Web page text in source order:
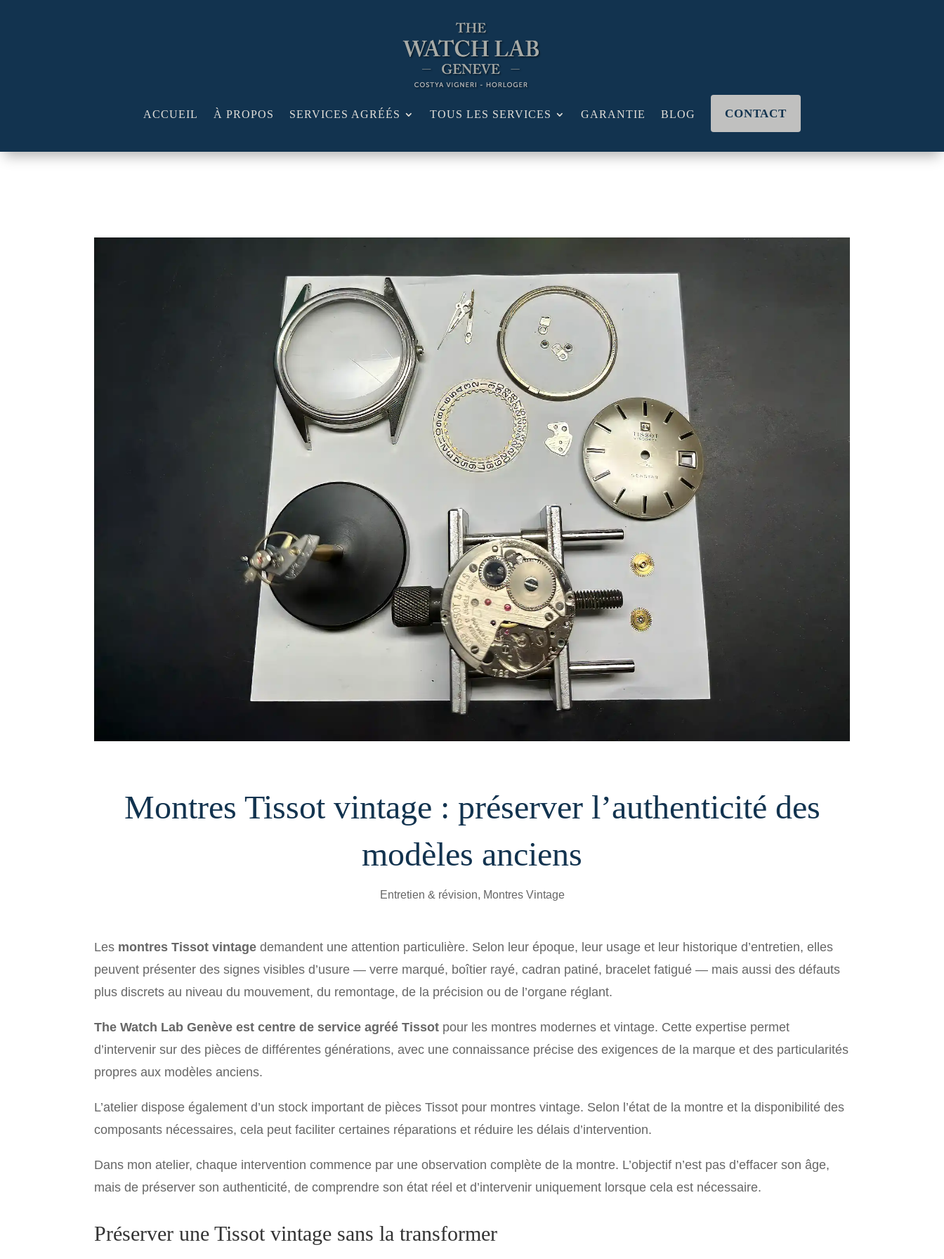
ACCUEIL À PROPOS SERVICES AGRÉÉS TOUS LES SERVICES GARANTIE BLOG CONTACT
Montres Tissot vintage : préserver l’authenticité des
modèles anciens
Entretien & révision, Montres Vintage
Les montres Tissot vintage demandent une attention particulière. Selon leur époque, leur usage et leur historique d’entretien, elles
peuvent présenter des signes visibles d’usure — verre marqué, boîtier rayé, cadran patiné, bracelet fatigué — mais aussi des défauts
plus discrets au niveau du mouvement, du remontage, de la précision ou de l’organe réglant.
The Watch Lab Genève est centre de service agréé Tissot pour les montres modernes et vintage. Cette expertise permet
d’intervenir sur des pièces de différentes générations, avec une connaissance précise des exigences de la marque et des particularités
propres aux modèles anciens.
L’atelier dispose également d’un stock important de pièces Tissot pour montres vintage. Selon l’état de la montre et la disponibilité des
composants nécessaires, cela peut faciliter certaines réparations et réduire les délais d’intervention.
Dans mon atelier, chaque intervention commence par une observation complète de la montre. L’objectif n’est pas d’effacer son âge,
mais de préserver son authenticité, de comprendre son état réel et d’intervenir uniquement lorsque cela est nécessaire.
Préserver une Tissot vintage sans la transformer